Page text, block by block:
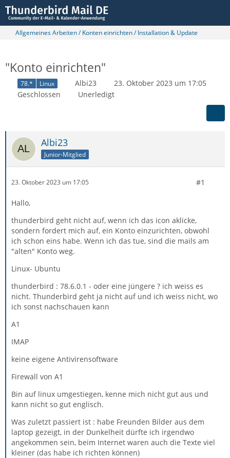
Allgemeines Arbeiten / Konten einrichten / Installation & Update
"Konto einrichten"
78.* Linux Albi23
23. Oktober 2023 um 17:05
Geschlossen
Unerledigt
Albi23
Junior-Mitglied
23. Oktober 2023 um 17:05 #1
Hallo,
thunderbird geht nicht auf, wenn ich das icon aklicke,
sondern fordert mich auf, ein Konto einzurichten, obwohl
ich schon eins habe. Wenn ich das tue, sind die mails am
"alten" Konto weg.
Linux- Ubuntu
thunderbird : 78.6.0.1 - oder eine jüngere ? ich weiss es
nicht. Thunderbird geht ja nicht auf und ich weiss nicht, wo
ich sonst nachschauen kann
A1
IMAP
keine eigene Antivirensoftware
Firewall von A1
Bin auf linux umgestiegen, kenne mich nicht gut aus und
kann nicht so gut englisch.
Was zuletzt passiert ist : habe Freunden Bilder aus dem
laptop gezeigt, in der Dunkelheit dürfte ich irgendwo
angekommen sein, beim Internet waren auch die Texte viel
kleiner (das habe ich richten können)